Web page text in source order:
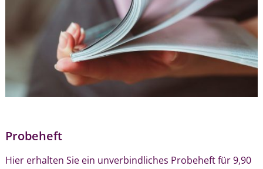
Probeheft
Hier erhalten Sie ein unverbindliches Probeheft für 9,90